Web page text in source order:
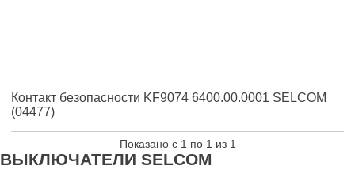
Контакт безопасности KF9074 6400.00.0001 SELCOM
(04477)
Показано с 1 по 1 из 1
ВЫКЛЮЧАТЕЛИ SELCOM